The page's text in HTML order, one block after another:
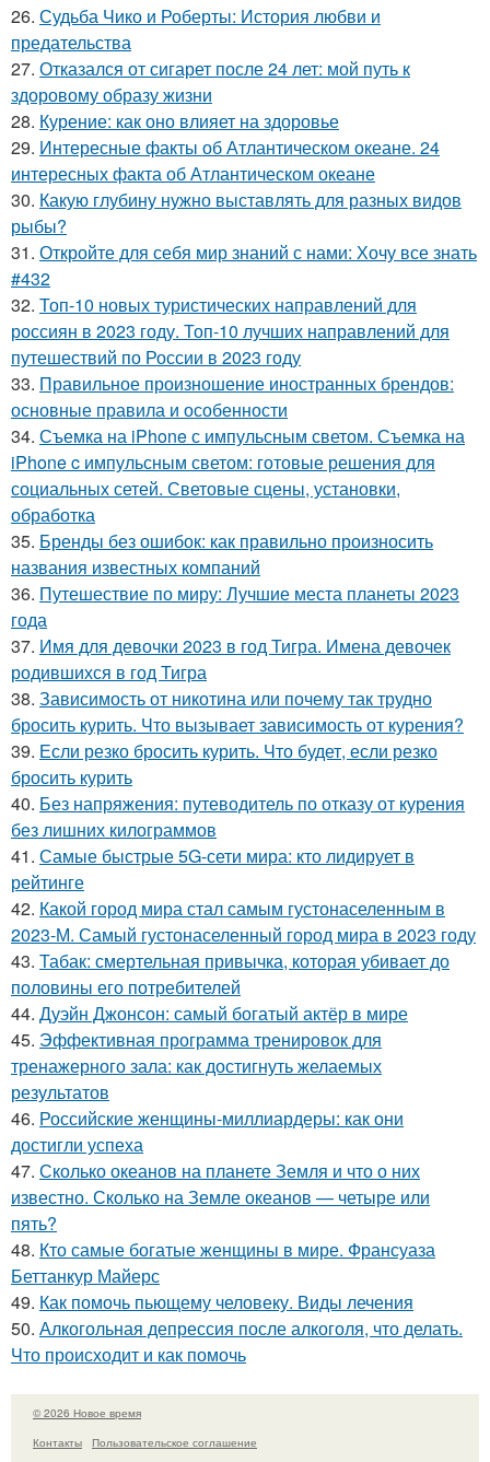
26. Судьба Чико и Роберты: История любви и
предательства
27. Отказался от сигарет после 24 лет: мой путь к
здоровому образу жизни
28. Курение: как оно влияет на здоровье
29. Интересные факты об Атлантическом океане. 24
интересных факта об Атлантическом океане
30. Какую глубину нужно выставлять для разных видов
рыбы?
31. Откройте для себя мир знаний с нами: Хочу все знать
#432
32. Топ-10 новых туристических направлений для
россиян в 2023 году. Топ-10 лучших направлений для
путешествий по России в 2023 году
33. Правильное произношение иностранных брендов:
основные правила и особенности
34. Съемка на iPhone с импульсным светом. Съемка на
iPhone c импульсным светом: готовые решения для
социальных сетей. Световые сцены, установки,
обработка
35. Бренды без ошибок: как правильно произносить
названия известных компаний
36. Путешествие по миру: Лучшие места планеты 2023
года
37. Имя для девочки 2023 в год Тигра. Имена девочек
родившихся в год Тигра
38. Зависимость от никотина или почему так трудно
бросить курить. Что вызывает зависимость от курения?
39. Если резко бросить курить. Что будет, если резко
бросить курить
40. Без напряжения: путеводитель по отказу от курения
без лишних килограммов
41. Самые быстрые 5G-сети мира: кто лидирует в
рейтинге
42. Какой город мира стал самым густонаселенным в
2023-М. Самый густонаселенный город мира в 2023 году
43. Табак: смертельная привычка, которая убивает до
половины его потребителей
44. Дуэйн Джонсон: самый богатый актёр в мире
45. Эффективная программа тренировок для
тренажерного зала: как достигнуть желаемых
результатов
46. Российские женщины-миллиардеры: как они
достигли успеха
47. Сколько океанов на планете Земля и что о них
известно. Сколько на Земле океанов — четыре или
пять?
48. Кто самые богатые женщины в мире. Франсуаза
Беттанкур Майерс
49. Как помочь пьющему человеку. Виды лечения
50. Алкогольная депрессия после алкоголя, что делать.
Что происходит и как помочь
© 2026 Новое время
Контакты
Пользовательское соглашение